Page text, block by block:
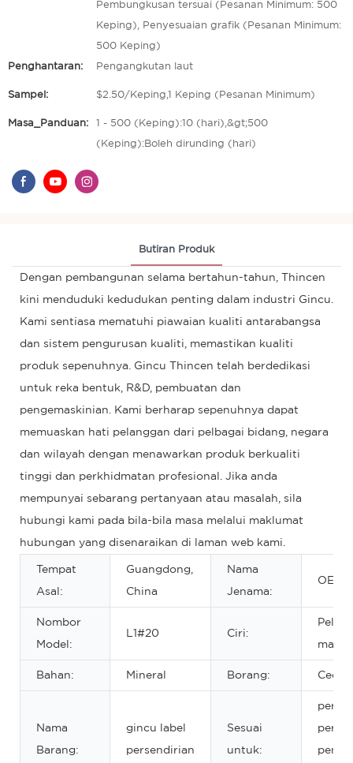
Pembungkusan tersuai (Pesanan Minimum: 500
Keping), Penyesuaian grafik (Pesanan Minimum:
500 Keping)
Penghantaran: Pengangkutan laut
Sampel: $2.50/Keping,1 Keping (Pesanan Minimum)
Masa_Panduan: 1 - 500 (Keping):10 (hari),&gt;500
(Keping):Boleh dirunding (hari)
Butiran Produk
Dengan pembangunan selama bertahun-tahun, Thincen
kini menduduki kedudukan penting dalam industri Gincu.
Kami sentiasa mematuhi piawaian kualiti antarabangsa
dan sistem pengurusan kualiti, memastikan kualiti
produk sepenuhnya. Gincu Thincen telah berdedikasi
untuk reka bentuk, R&D, pembuatan dan
pengemaskinian. Kami berharap sepenuhnya dapat
memuaskan hati pelanggan dari pelbagai bidang, negara
dan wilayah dengan menawarkan produk berkualiti
tinggi dan perkhidmatan profesional. Jika anda
mempunyai sebarang pertanyaan atau masalah, sila
hubungi kami pada bila-bila masa melalui maklumat
hubungan yang disenaraikan di laman web kami.
Tempat
Asal:
Guangdong,
China
Nama
Jenama:
OEM
Nombor
Model:
L1#20 Ciri:
Bahan: Mineral Borang: Cecair
Nama
Barang:
gincu label
persendirian
Sesuai
untuk: